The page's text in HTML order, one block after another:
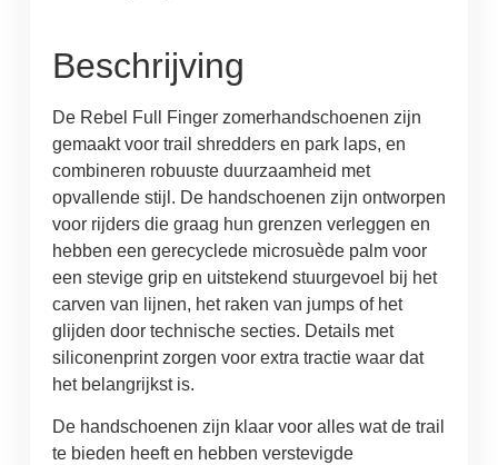
Beschrijving
De Rebel Full Finger zomerhandschoenen zijn
gemaakt voor trail shredders en park laps, en
combineren robuuste duurzaamheid met
opvallende stijl. De handschoenen zijn ontworpen
voor rijders die graag hun grenzen verleggen en
hebben een gerecyclede microsuède palm voor
een stevige grip en uitstekend stuurgevoel bij het
carven van lijnen, het raken van jumps of het
glijden door technische secties. Details met
siliconenprint zorgen voor extra tractie waar dat
het belangrijkst is.
De handschoenen zijn klaar voor alles wat de trail
te bieden heeft en hebben verstevigde